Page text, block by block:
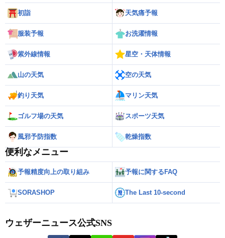
初詣 天気痛予報
服装予報 お洗濯情報
紫外線情報 星空・天体情報
山の天気 空の天気
釣り天気 マリン天気
ゴルフ場の天気 スポーツ天気
風邪予防指数 乾燥指数
便利なメニュー
予報精度向上の取り組み 予報に関するFAQ
SORASHOP The Last 10-second
ウェザーニュース公式SNS